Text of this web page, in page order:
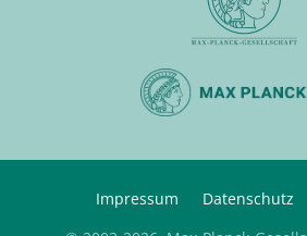
Impressum Datenschutz